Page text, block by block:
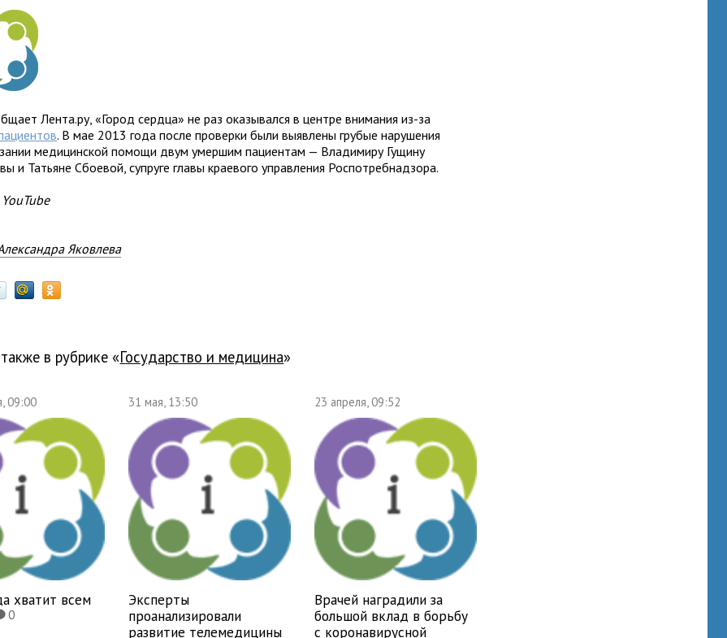
Лента.ру, «Город сердца» не раз оказывался в центре внимания из-за
. В мае 2013 года после проверки были выявлены грубые нарушения
медицинской помощи двум умершим пациентам — Владимиру Гущину
и Татьяне Сбоевой, супруге главы краевого управления Роспотребнадзора.
Яковлева
в рубрике « государство и медицина»
09:00
хватит всем
0
31 мая, 13:50
Эксперты
проанализировали
развитие телемедицины
23 апреля, 09:52
Врачей наградили за
большой вклад в борьбу
с коронавирусной